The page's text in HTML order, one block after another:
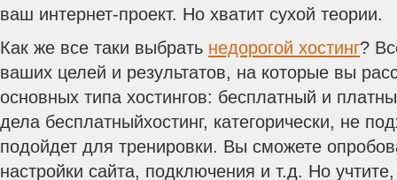
ваш интернет-проект. Но хватит сухой теории.
Как же все таки выбрать недорогой хостинг?
ваших целей и результатов, на которые вы
основных типа хостингов: бесплатный и
дела бесплатныйхостинг, категорически, не
подойдет для тренировки. Вы сможете
настройки сайта, подключения и т.д. Но